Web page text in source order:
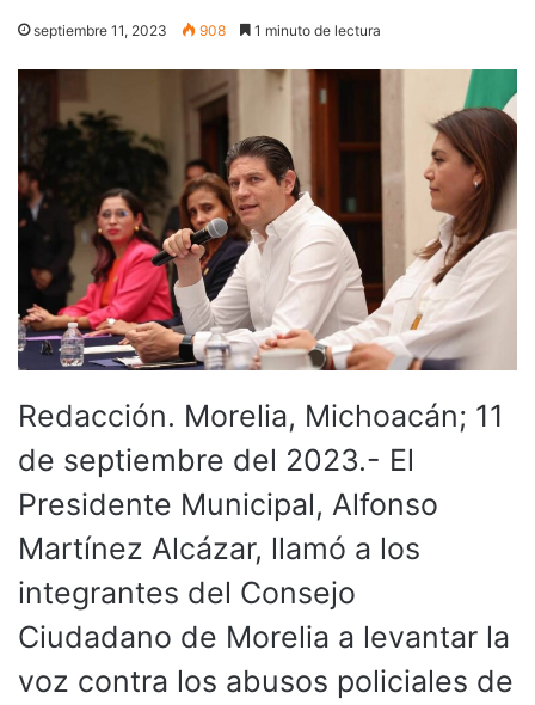
septiembre 11, 2023 908 1 minuto de lectura
Redacción. Morelia, Michoacán; 11
de septiembre del 2023.- El
Presidente Municipal, Alfonso
Martínez Alcázar, llamó a los
integrantes del Consejo
Ciudadano de Morelia a levantar la
voz contra los abusos policiales de